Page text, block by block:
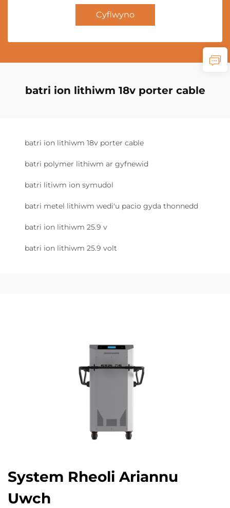
Cyflwyno
batri ion lithiwm 18v porter cable
batri ion lithiwm 18v porter cable
batri polymer lithiwm ar gyfnewid
batri litiwm ion symudol
batri metel lithiwm wedi'u pacio gyda thonnedd
batri ion lithiwm 25.9 v
batri ion lithiwm 25.9 volt
System Rheoli Ariannu
Uwch